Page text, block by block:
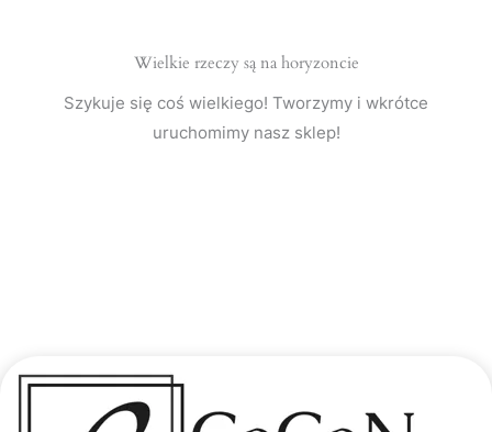
Wielkie rzeczy są na horyzoncie
Szykuje się coś wielkiego! Tworzymy i wkrótce
uruchomimy nasz sklep!